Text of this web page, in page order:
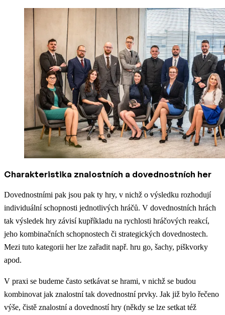
Charakteristika znalostních a dovednostních her
Dovednostními pak jsou pak ty hry, v nichž o výsledku rozhodují
individuální schopnosti jednotlivých hráčů. V dovednostních hrách
tak výsledek hry závisí kupříkladu na rychlosti hráčových reakcí,
jeho kombinačních schopnostech či strategických dovednostech.
Mezi tuto kategorii her lze zařadit např. hru go, šachy, piškvorky
apod.
V praxi se budeme často setkávat se hrami, v nichž se budou
kombinovat jak znalostní tak dovednostní prvky. Jak již bylo řečeno
výše, čistě znalostní a dovedností hry (někdy se lze setkat též